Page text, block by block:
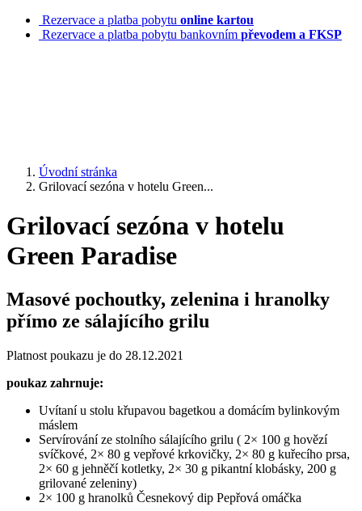
Rezervace a platba pobytu online kartou
Rezervace a platba pobytu bankovním převodem a FKSP
Úvodní stránka
Grilovací sezóna v hotelu Green...
Grilovací sezóna v hotelu
Green Paradise
Masové pochoutky, zelenina i hranolky
přímo ze sálajícího grilu
Platnost poukazu je do 28.12.2021
poukaz zahrnuje:
Uvítaní u stolu křupavou bagetkou a domácím bylinkovým
máslem
Servírování ze stolního sálajícího grilu ( 2× 100 g hovězí
svíčkové, 2× 80 g vepřové krkovičky, 2× 80 g kuřecího prsa,
2× 60 g jehněčí kotletky, 2× 30 g pikantní klobásky, 200 g
grilované zeleniny)
2× 100 g hranolků Česnekový dip Pepřová omáčka